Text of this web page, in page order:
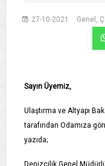
27-10-2021 Genel,
Sayın Üyemiz,
Ulaştırma ve Altyapı
tarafından Odamıza
yazıda;